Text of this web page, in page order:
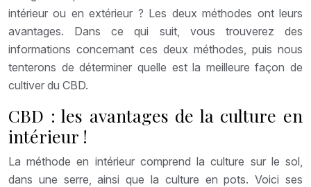
intérieur ou en extérieur ? Les deux méthodes ont leurs
avantages. Dans ce qui suit, vous trouverez des
informations concernant ces deux méthodes, puis nous
tenterons de déterminer quelle est la meilleure façon de
cultiver du CBD.
CBD : les avantages de la culture en
intérieur !
La méthode en intérieur comprend la culture sur le sol,
dans une serre, ainsi que la culture en pots. Voici ses